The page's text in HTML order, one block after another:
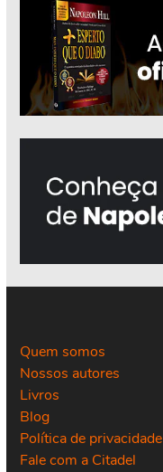
Quem somos
Nossos autores
Livros
Blog
Política de privacidade
Fale com a Citadel